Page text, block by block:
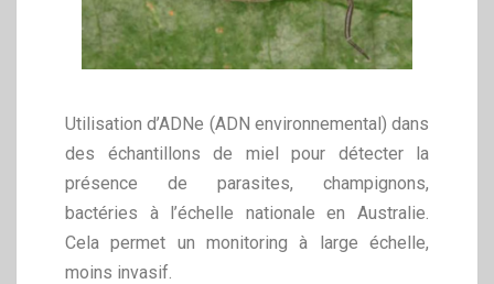
Utilisation d’ADNe (ADN environnemental) dans
des échantillons de miel pour détecter la
présence de parasites, champignons,
bactéries à l’échelle nationale en Australie.
Cela permet un monitoring à large échelle,
moins invasif.